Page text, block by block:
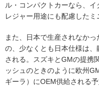
ル・コンパクトカーなら、
レジャー用途にも配慮したミ
また、日本で生産されなか
の、少なくとも日本仕様は
される。スズキとGMの提携
ッシュのときのように欧州
ギーラ）にOEM供給される予